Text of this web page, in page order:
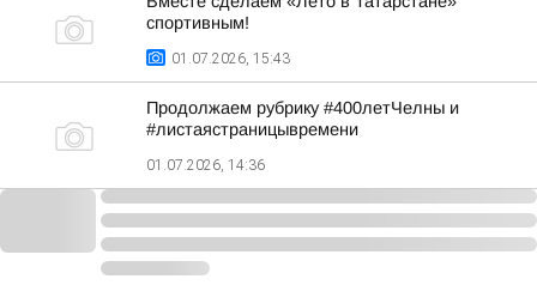
спортивным!
01.07.2026, 15:43
Продолжаем рубрику #400летЧелны и
#листаястраницывремени
01.07.2026, 14:36